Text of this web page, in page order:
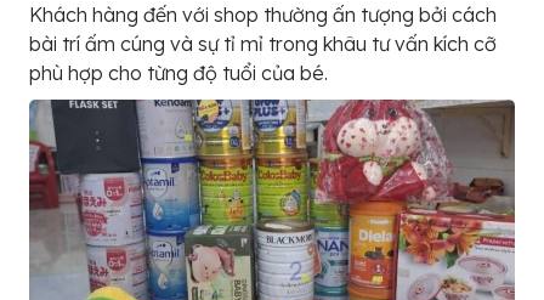
Khách hàng đến với shop thường ấn tượng bởi cách
bài trí ấm cúng và sự tỉ mỉ trong khâu tư vấn kích cỡ
phù hợp cho từng độ tuổi của bé.